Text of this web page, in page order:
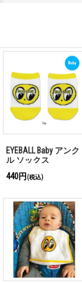
EYEBALL Baby アンク
ル ソックス
440円 (税込)